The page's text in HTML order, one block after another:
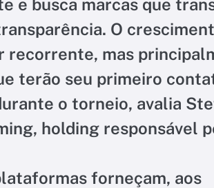
O
recorrente, mas
terão seu primeiro
o torneio, avalia
holding responsável
forneçam, aos